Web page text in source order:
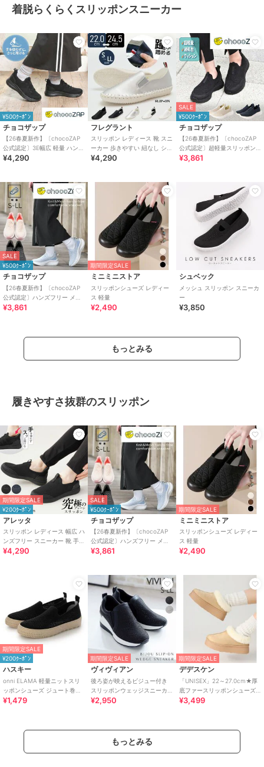
着脱らくらくスリッポンスニーカー
¥500ｸｰﾎﾟﾝ
チョコザップ
【26春夏新作】〔chocoZAP
公式認定〕3E幅広 軽量 ハンズ
フリー スリッポン スニーカー
¥4,290
フレグラント
スリッポン レディース 靴 スニ
ーカー 歩きやすい 紐なし シン
プル らくちん 履きやすい
¥4,290
SALE
¥500ｸｰﾎﾟﾝ
チョコザップ
【26春夏新作】〔chocoZAP
公式認定〕超軽量スリッポン
スニーカー
¥3,861
SALE
¥500ｸｰﾎﾟﾝ
チョコザップ
【26春夏新作】〔chocoZAP
公式認定〕ハンズフリー メッ
シュニット スリッポン
¥3,861
期間限定SALE
ミニミニストア
スリッポンシューズ レディー
ス 軽量
¥2,490
シュベック
メッシュ スリッポン スニーカ
ー
¥3,850
もっとみる
履きやすさ抜群のスリッポン
期間限定SALE
¥200ｸｰﾎﾟﾝ
アレッタ
スリッポン レディース 幅広 ハ
ンズフリー スニーカー 靴 手を
使わず履ける プレーン きれい
¥4,290
SALE
¥500ｸｰﾎﾟﾝ
チョコザップ
【26春夏新作】〔chocoZAP
公式認定〕ハンズフリー メッ
シュニット スリッポン
¥3,861
期間限定SALE
ミニミニストア
スリッポンシューズ レディー
ス 軽量
¥2,490
期間限定SALE
¥200ｸｰﾎﾟﾝ
ハスキー
onni ELAMA 軽量ニットスリ
ッポンシューズ ジュート巻き
風 エスパドリーユ
¥1,479
期間限定SALE
ヴィヴィアン
後ろ姿が映えるビジュー付き
スリッポンウェッジスニーカ
ー
¥2,950
期間限定SALE
デデスケン
「UNISEX」22～27.0cm★厚
底ファースリッポンシューズ
★6366
¥3,499
もっとみる